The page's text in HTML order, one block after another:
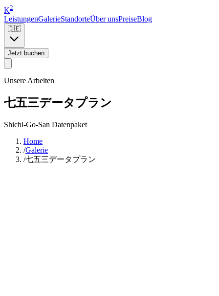
K2
LeistungenGalerieStandorteÜber unsPreiseBlog
🇩🇪
Jetzt buchen
Unsere Arbeiten
七五三データプラン
Shichi-Go-San Datenpaket
Home
/Galerie
/七五三データプラン